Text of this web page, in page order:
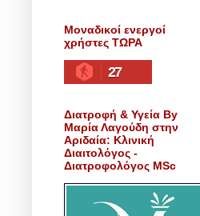
Μοναδικοί ενεργοί
χρήστες ΤΩΡΑ
27
Διατροφή & Υγεία By
Μαρία Λαγούδη στην
Αριδαία: Κλινική
Διαιτολόγος -
Διατροφολόγος MSc